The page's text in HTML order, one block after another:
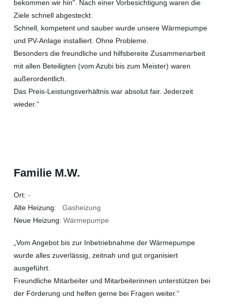
bekommen wir hin". Nach einer Vorbesichtigung waren die
Ziele schnell abgesteckt.
Schnell, kompetent und sauber wurde unsere Wärmepumpe
und PV-Anlage installiert. Ohne Probleme.
Besonders die freundliche und hilfsbereite Zusammenarbeit
mit allen Beteiligten (vom Azubi bis zum Meister) waren
außerordentlich.
Das Preis-Leistungsverhältnis war absolut fair. Jederzeit
wieder.“
Familie M.W.
Ort: -
Alte Heizung: Gasheizung
Neue Heizung: Wärmepumpe
„Vom Angebot bis zur Inbetriebnahme der Wärmepumpe
wurde alles zuverlässig, zeitnah und gut organisiert
ausgeführt.
Freundliche Mitarbeiter und Mitarbeiterinnen unterstützen bei
der Förderung und helfen gerne bei Fragen weiter.“